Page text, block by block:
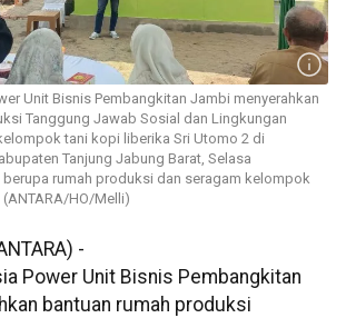
Unit Bisnis Pembangkitan Jambi menyerahkan
Tanggung Jawab Sosial dan Lingkungan
tani kopi liberika Sri Utomo 2 di
Tanjung Jabung Barat, Selasa
berupa rumah produksi dan seragam kelompok
HO/Melli)
-
Power Unit Bisnis Pembangkitan
bantuan rumah produksi